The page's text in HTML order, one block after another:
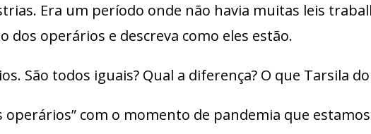
Era um período onde não havia muitas leis
dos operários e descreva como eles estão.
São todos iguais? Qual a diferença? O que Tarsila
operários” com o momento de pandemia que